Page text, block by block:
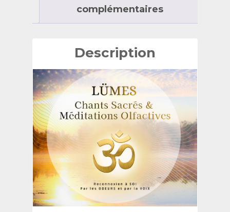
OLFACTIVEScomplémentaires
Description